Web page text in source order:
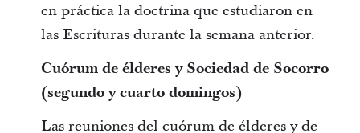
en práctica la doctrina que estudiaron en
las Escrituras durante la semana anterior.
Cuórum de élderes y Sociedad de Socorro
(segundo y cuarto domingos)
Las reuniones del cuórum de élderes y de